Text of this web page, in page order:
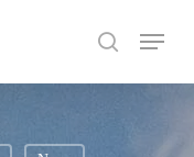
search
Menu